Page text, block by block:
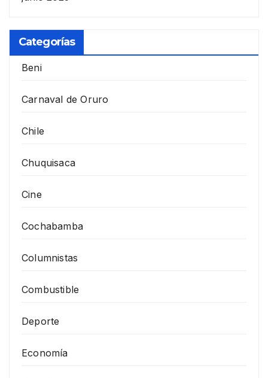
Categorías
Beni
Carnaval de Oruro
Chile
Chuquisaca
Cine
Cochabamba
Columnistas
Combustible
Deporte
Economía